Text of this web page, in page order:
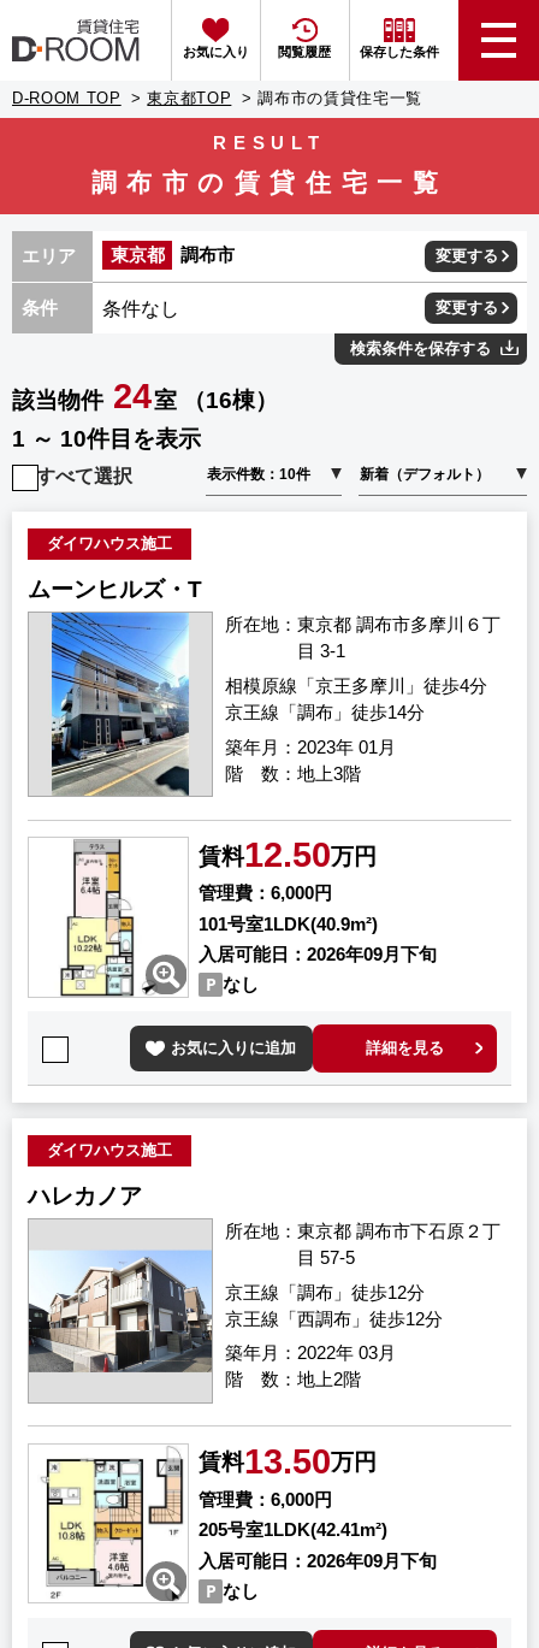
お気に入り 閲覧履歴 保存した条件
D-ROOM TOP 東京都TOP 調布市の賃貸住宅一覧
RESULT
調布市の賃貸住宅一覧
エリア 東京都 調布市 変更する
条件 条件なし 変更する
検索条件を保存する
該当物件 24室 （16棟）
1 ～ 10件目を表示
すべて選択
ダイワハウス施工
ムーンヒルズ・T
所在地
東京都 調布市多摩川６丁
目 3-1
築年月 2023年 01月
相模原線「京王多摩川」徒歩4分
京王線「調布」徒歩14分
階 数 地上3階
賃料12.50万円
管理費
6,000円
101号室1LDK(40.9m²)
入居可能日
2026年09月下旬
なし
お気に入りに追加 詳細を見る
ダイワハウス施工
ハレカノア
所在地
東京都 調布市下石原２丁
目 57-5
築年月 2022年 03月
京王線「調布」徒歩12分
京王線「西調布」徒歩12分
階 数 地上2階
賃料13.50万円
管理費
6,000円
205号室1LDK(42.41m²)
入居可能日
2026年09月下旬
なし